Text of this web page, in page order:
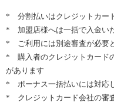
* 分割払いはクレジットカー
* 加盟店様へは一括で入金い
* ご利用には別途審査が必要
* 購入者のクレジットカード
があります
* ボーナス一括払いには対応
* クレジットカード会社の審